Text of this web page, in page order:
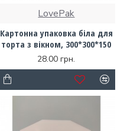
LovePak
Картонна упаковка біла для
торта з вікном, 300*300*150
28.00 грн.